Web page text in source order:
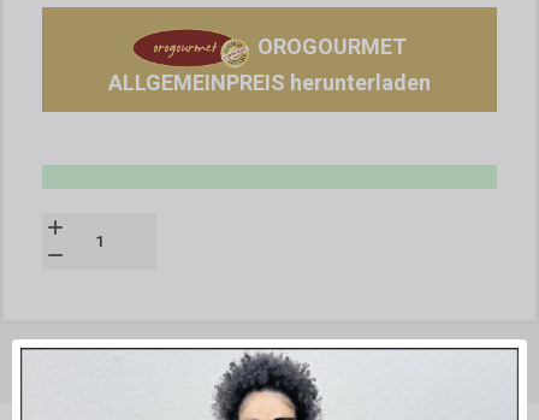
OROGOURMET
ALLGEMEINPREIS herunterladen
TECHNISCHE DATENBLÄTTER